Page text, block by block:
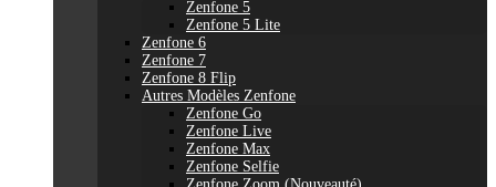
Zenfone 5
Zenfone 5 Lite
Zenfone 6
Zenfone 7
Zenfone 8 Flip
Autres Modèles Zenfone
Zenfone Go
Zenfone Live
Zenfone Max
Zenfone Selfie